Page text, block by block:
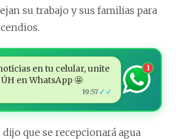
su trabajo y sus familias para
en tu celular, unite
en WhatsApp 🤩
19:57 ✓✓
1
que se recepcionará agua